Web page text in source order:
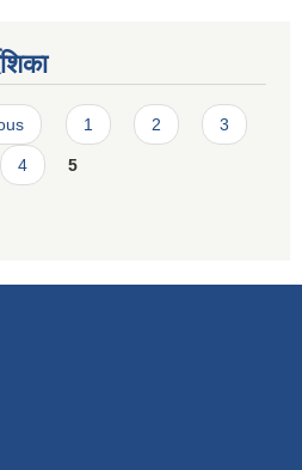
1 2 3
4 5